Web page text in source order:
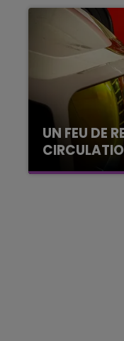
LE
UN FEU DE
Un feu de